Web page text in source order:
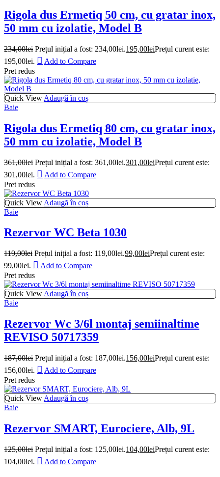
Rigola dus Ermetiq 50 cm, cu gratar inox,
50 mm cu izolatie, Model B
234,00lei Prețul inițial a fost: 234,00lei.195,00leiPrețul curent este:
195,00lei.
Add to Compare
Pret redus
Quick View Adaugă în coș
Baie
Rigola dus Ermetiq 80 cm, cu gratar inox,
50 mm cu izolatie, Model B
361,00lei Prețul inițial a fost: 361,00lei.301,00leiPrețul curent este:
301,00lei.
Add to Compare
Pret redus
Quick View Adaugă în coș
Baie
Rezervor WC Beta 1030
119,00lei Prețul inițial a fost: 119,00lei.99,00leiPrețul curent este:
99,00lei.
Add to Compare
Pret redus
Quick View Adaugă în coș
Baie
Rezervor Wc 3/6l montaj semiinaltime
REVISO 50717359
187,00lei Prețul inițial a fost: 187,00lei.156,00leiPrețul curent este:
156,00lei.
Add to Compare
Pret redus
Quick View Adaugă în coș
Baie
Rezervor SMART, Eurociere, Alb, 9L
125,00lei Prețul inițial a fost: 125,00lei.104,00leiPrețul curent este:
104,00lei.
Add to Compare